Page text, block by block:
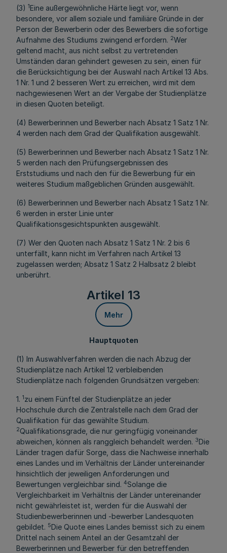
(3) 1Eine außergewöhnliche Härte liegt vor, wenn
besondere, vor allem soziale und familiäre Gründe in der
Person der Bewerberin oder des Bewerbers die sofortige
Aufnahme des Studiums zwingend erfordern. 2Wer
geltend macht, aus nicht selbst zu vertretenden
Umständen daran gehindert gewesen zu sein, einen für
die Berücksichtigung bei der Auswahl nach Artikel 13 Abs.
1 Nr. 1 und 2 besseren Wert zu erreichen, wird mit dem
nachgewiesenen Wert an der Vergabe der Studienplätze
in diesen Quoten beteiligt.
(4) Bewerberinnen und Bewerber nach Absatz 1 Satz 1 Nr.
4 werden nach dem Grad der Qualifikation ausgewählt.
(5) Bewerberinnen und Bewerber nach Absatz 1 Satz 1 Nr.
5 werden nach den Prüfungsergebnissen des
Erststudiums und nach den für die Bewerbung für ein
weiteres Studium maßgeblichen Gründen ausgewählt.
(6) Bewerberinnen und Bewerber nach Absatz 1 Satz 1 Nr.
6 werden in erster Linie unter
Qualifikationsgesichtspunkten ausgewählt.
(7) Wer den Quoten nach Absatz 1 Satz 1 Nr. 2 bis 6
unterfällt, kann nicht im Verfahren nach Artikel 13
zugelassen werden; Absatz 1 Satz 2 Halbsatz 2 bleibt
unberührt.
Artikel 13
Mehr
Hauptquoten
(1) Im Auswahlverfahren werden die nach Abzug der
Studienplätze nach Artikel 12 verbleibenden
Studienplätze nach folgenden Grundsätzen vergeben:
1. 1zu einem Fünftel der Studienplätze an jeder
Hochschule durch die Zentralstelle nach dem Grad der
Qualifikation für das gewählte Studium.
2Qualifikationsgrade, die nur geringfügig voneinander
abweichen, können als ranggleich behandelt werden. 3Die
Länder tragen dafür Sorge, dass die Nachweise innerhalb
eines Landes und im Verhältnis der Länder untereinander
hinsichtlich der jeweiligen Anforderungen und
Bewertungen vergleichbar sind. 4Solange die
Vergleichbarkeit im Verhältnis der Länder untereinander
nicht gewährleistet ist, werden für die Auswahl der
Studienbewerberinnen und -bewerber Landesquoten
gebildet. 5Die Quote eines Landes bemisst sich zu einem
Drittel nach seinem Anteil an der Gesamtzahl der
Bewerberinnen und Bewerber für den betreffenden